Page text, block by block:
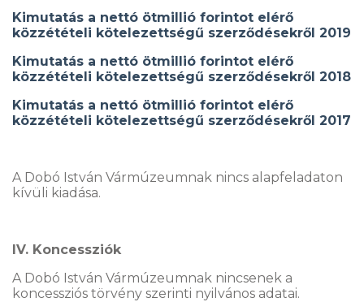
Kimutatás a nettó ötmillió forintot elérő
közzétételi kötelezettségű szerződésekről 2019
Kimutatás a nettó ötmillió forintot elérő
közzétételi kötelezettségű szerződésekről 2018
Kimutatás a nettó ötmillió forintot elérő
közzétételi kötelezettségű szerződésekről 2017
A Dobó István Vármúzeumnak nincs alapfeladaton
kívüli kiadása.
IV. Koncessziók
A Dobó István Vármúzeumnak nincsenek a
koncessziós törvény szerinti nyilvános adatai.